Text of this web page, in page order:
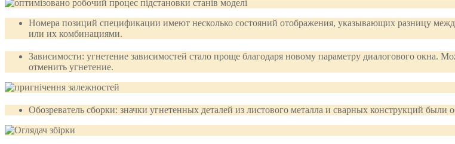
Номера позиций спецификации имеют несколько состояний отображения, указывающих разницу
или их комбинациями.
Зависимости: угнетение зависимостей стало проще благодаря новому параметру диалогового окна.
отменить угнетение.
Обозреватель сборки: значки угнетенных деталей из листового металла и сварных конструкций были